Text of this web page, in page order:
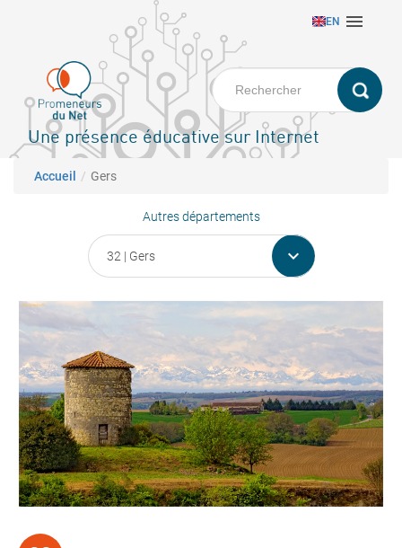
principal
EN 
Une présence éducative sur Internet
Fil d'Ariane
Accueil Gers
Autres départements
